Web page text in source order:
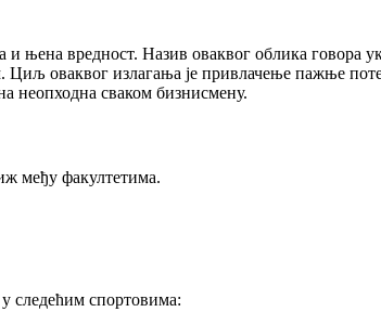
њена вредност. Назив оваквог облика говора
оваквог излагања је привлачење пажње
неопходна сваком бизнисмену.
међу факултетима.
следећим спортовима: